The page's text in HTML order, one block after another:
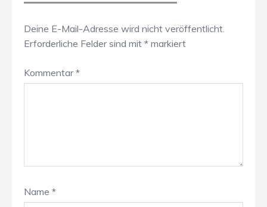
Deine E-Mail-Adresse wird nicht veröffentlicht.
Erforderliche Felder sind mit * markiert
Kommentar*
Name *